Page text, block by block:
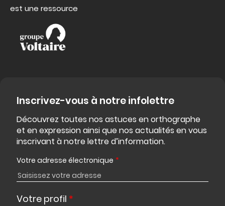
est une ressource
Inscrivez-vous à notre infolettre
Découvrez toutes nos astuces en orthographe
et en expression ainsi que nos actualités en vous
inscrivant à notre lettre d’information.
Votre adresse électronique *
Votre profil *